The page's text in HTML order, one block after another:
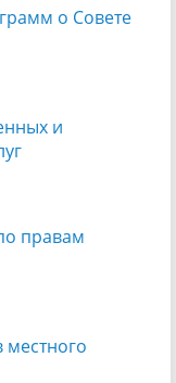
о Cовете
и
правам
местного